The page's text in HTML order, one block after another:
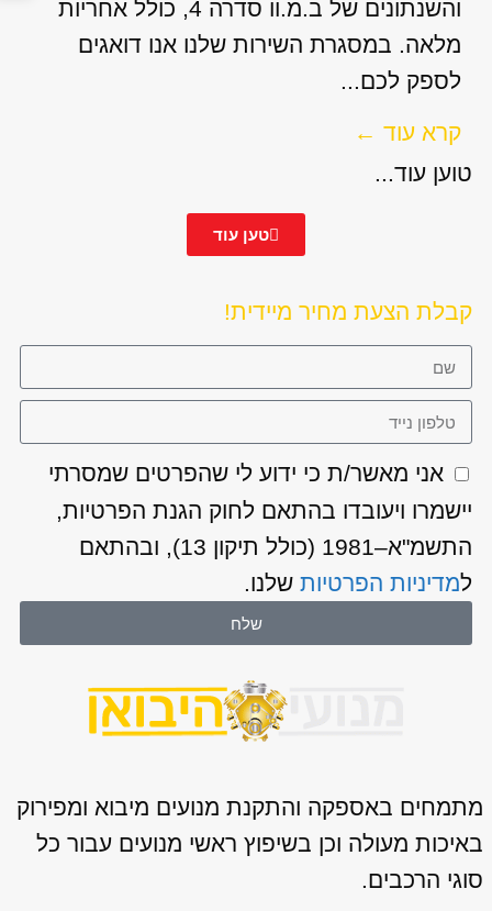
והשנתונים של ב.מ.וו סדרה 4, כולל אחריות
מלאה. במסגרת השירות שלנו אנו דואגים
לספק לכם...
קרא עוד ←
טוען עוד...
טען עוד
קבלת הצעת מחיר מיידית!
אני מאשר/ת כי ידוע לי שהפרטים שמסרתי
יישמרו ויעובדו בהתאם לחוק הגנת הפרטיות,
התשמ"א–1981 (כולל תיקון 13), ובהתאם
למדיניות הפרטיותשלנו.
שלח
מתמחים באספקה והתקנת מנועים מיבוא ומפירוק
באיכות מעולה וכן בשיפוץ ראשי מנועים עבור כל
סוגי הרכבים.